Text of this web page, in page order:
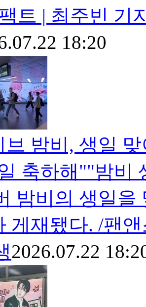
트 | 최주빈 기
18:20
브 밤비, 생일
축하해""밤비
밤비의 생일
게재됐다. /팬
2026.07.22